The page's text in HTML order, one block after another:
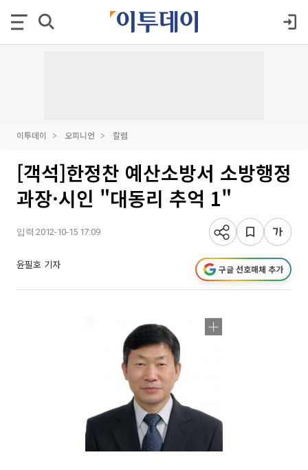
이투데이 오피니언 칼럼
[객석]한정찬 예산소방서 소방행정
과장·시인 "대동리 추억 1"
입력 2012-10-15 17:09
윤필호 기자 구글 선호매체 추가